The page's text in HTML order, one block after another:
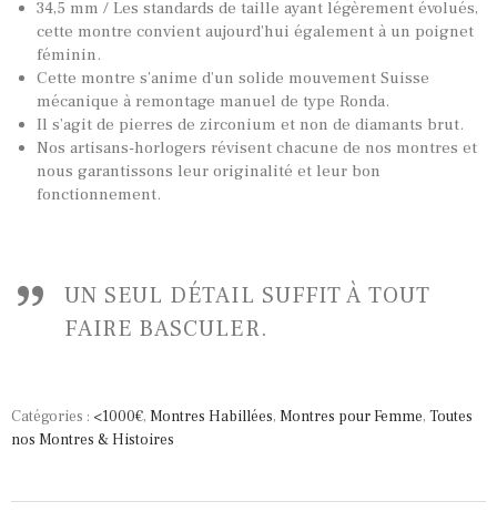
TOUTES NOS VINTAGES
MONTRES PAR HISTOIRES
CONTACTS & HISTORIQUE
34,5 mm / Les standards de taille ayant légèrement évolués,
cette montre convient aujourd’hui également à un poignet
féminin.
Cette montre s’anime d’un solide mouvement Suisse
mécanique à remontage manuel de type Ronda.
Il s’agit de pierres de zirconium et non de diamants brut.
Nos artisans-horlogers révisent chacune de nos montres et
nous garantissons leur originalité et leur bon
fonctionnement.
UN SEUL DÉTAIL SUFFIT À TOUT
FAIRE BASCULER.
Catégories : <1000€, Montres Habillées, Montres pour Femme, Toutes
nos Montres & Histoires